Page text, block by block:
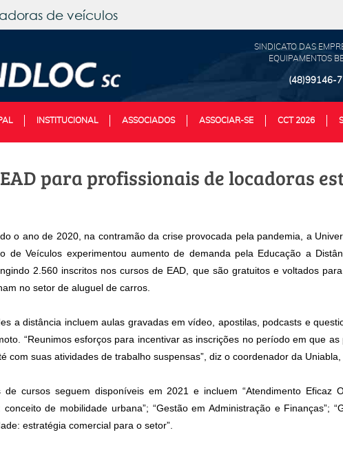
(48)99146-
SINDICATO DAS
EQUIPAMENTOS
para profissionais de locadoras
o ano de 2020, na contramão da crise provocada pela pandemia, a
de Veículos experimentou aumento de demanda pela Educação a
2.560 inscritos nos cursos de EAD, que são gratuitos e voltados
no setor de aluguel de carros.
a distância incluem aulas gravadas em vídeo, apostilas, podcasts e
“Reunimos esforços para incentivar as inscrições no período em que
com suas atividades de trabalho suspensas”, diz o coordenador da Uniabla,
de cursos seguem disponíveis em 2021 e incluem “Atendimento Eficaz
conceito de mobilidade urbana”; “Gestão em Administração e Finanças”;
estratégia comercial para o setor”.
INSTITUCIONAL ASSOCIADOS ASSOCIAR-SE CCT 2026
de veículos